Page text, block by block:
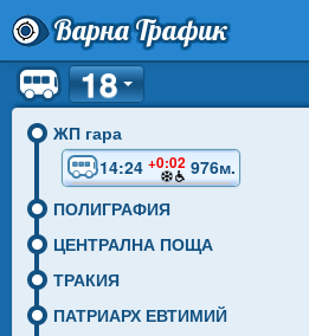
Варна Трафик
Спирка
Линия
Разписание
Инфо
18
ЖП гара
14:24 +0:02 976м.
ПОЛИГРАФИЯ
ЦЕНТРАЛНА ПОЩА
ТРАКИЯ
ПАТРИАРХ ЕВТИМИЙ